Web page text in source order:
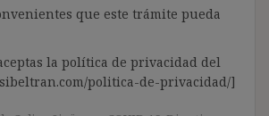
que este trámite pueda
la política de privacidad del
politica-de-privacidad/]